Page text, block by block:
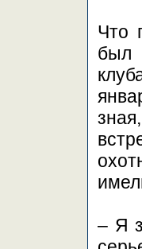
Что
был
– Я